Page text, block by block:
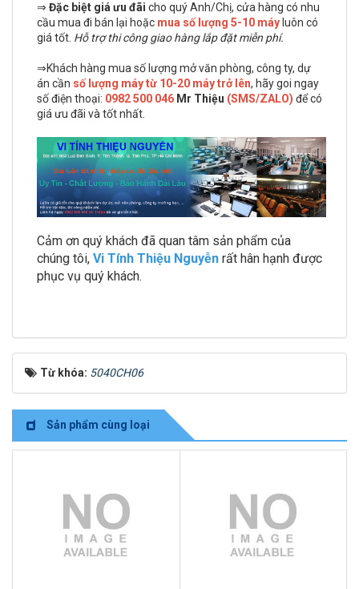
⇒ Đặc biệt giá ưu đãi cho quý Anh/Chị, cửa hàng có nhu
cầu mua đi bán lại hoặc mua số lượng 5-10 máy luôn có
giá tốt. Hỗ trợ thi công giao hàng lắp đặt miễn phí.
⇒Khách hàng mua số lượng mở văn phòng, công ty, dự
án cần số lượng máy từ 10-20 máy trở lên, hãy goi ngay
số điện thoại: 0982 500 046 Mr Thiệu (SMS/ZALO) để có
giá ưu đãi và tốt nhất.
Cảm ơn quý khách đã quan tâm sản phẩm của
chúng tôi, Vi Tính Thiệu Nguyễn rất hân hạnh được
phục vụ quý khách.
Từ khóa: 5040CH06
Sản phẩm cùng loại